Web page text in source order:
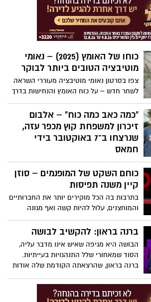
כוחו של האומץ (2025) – נאומי
מוטיבציה הטובים ביותר לבוקר
צפו בסרטון נאומי מוטיבציה מעוררי השראה
לשחר חדש – על כוח האומץ והנחישות בדרך
להצלחה
"כמה כאב כמה כוח" – אלבום
זיכרון למשפחת קוץ מכפר עזה,
שנרצחו ב־7 באוקטובר בידי
חמאס
ביום שבו המדינה כולה רעדה, גם ליבו של
המוזיקאי אשר לוי נשבר. ב-7 באוקטובר
נרצחו אחותו ליבנת קוץ, בעלה אביב ושלושת
ילדיהם – רותם, יונתן ויפתח – בביתם שבכפר
עזה, באחת מהטרגדיות הקשות של מתקפת
חדר החזרות "ביט" – להוציא אל העולם את
מה שנולד מתוך שבר: אלבום חדש בשם "כמה
כאב כמה כוח", הכולל עשרה שירים שנכתבו
והולחנו לזכרם של בני משפחת קוץ.
כוחם השקט של המופנמים – סוזן
קיין משנה תפיסות
בתרבות בה הכל מוקירים יותר את החברותיים
והמוחצנים, עלול להיות קשה ואף מגונה
להיות מופנם. אבל, כפי שטוענת סוזן קיין
בהרצאתה מלאת הלהט, המופנמים מביאים
ברנה בראון: להקשיב לבושה
הבושה היא מגיפה שאיש אינו מדבר עליה,
הסוד שמאחורי שלל התנהגויות בעייתיות.
ברנה בראון, שהרצאתה הקודמת שלה אודות
להתרחש כאשר אנשים בוחרים להתעמת
ראש-בראש עם הבושה שבהם. ההומור,